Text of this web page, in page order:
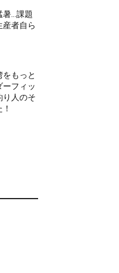
暑…課題
産者自ら
もっと
フィッ
り人のそ